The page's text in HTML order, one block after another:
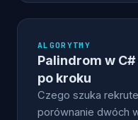
ALGORYTMY
Palindrom w
po kroku
Czego szuka
porównanie dwóch